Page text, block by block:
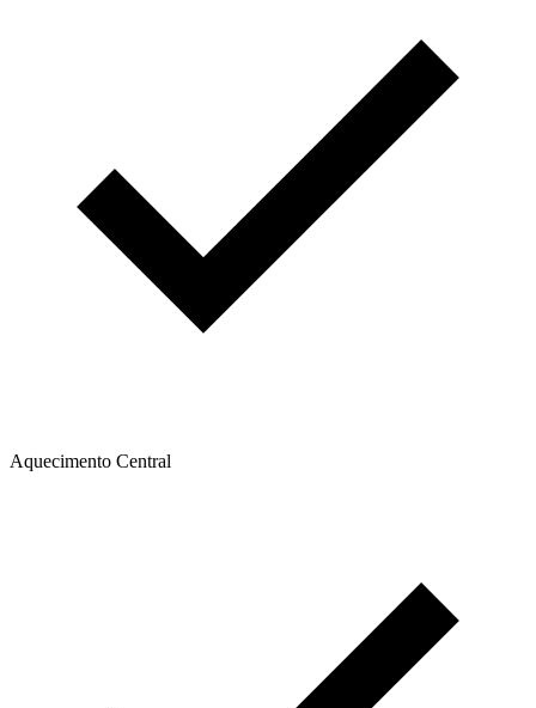
Aquecimento Central